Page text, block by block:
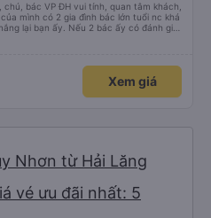
bác VP ĐH vui tính, quan tâm khách,
lại bạn ấy. Nếu 2 bác ấy có đánh giá
nhở rất đúng. 2 bác nói rất to. To
bạn ấy liên hệ sđt của mình, mình hỗ
NT ngày 16/1. À các bạn nữ lễ tân xinh
đôi xong còn note là (một mình) yêu
Xem giá
Nhơn từ Hải Lăng
vé ưu đãi nhất: 5